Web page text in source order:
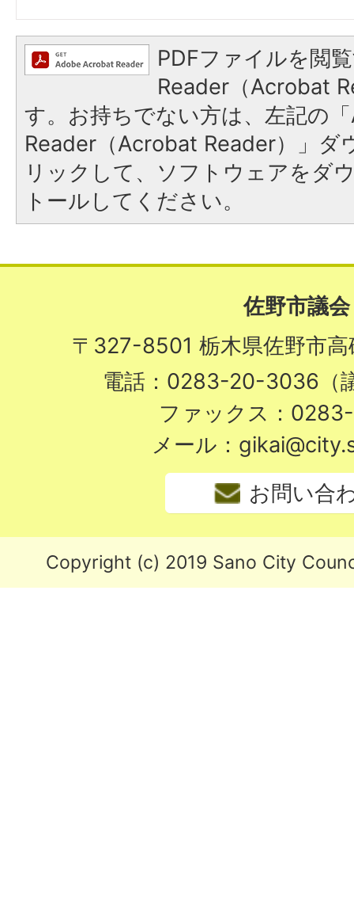
PDFファイルを閲
Reader（Acrobat
す。お持ちでない方は、左記の
Reader（Acrobat Reader）」ダ
リックして、ソフトウェアをダ
トールしてください。
佐野市議会
〒327-8501 栃木県佐野市高
電話：0283-20-3036（
ファックス：
メール：
お問い合
Copyright (c) 2019 Sano City